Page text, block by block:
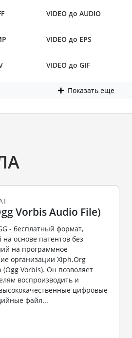
VIDEO до AUDIO
VIDEO до EPS
VIDEO до GIF
Показать еще
Vorbis Audio File)
- бесплатный формат,
основе патентов без
на программное
организации Xiph.Org
(Ogg Vorbis). Он позволяет
воспроизводить и
цифровые
файл...